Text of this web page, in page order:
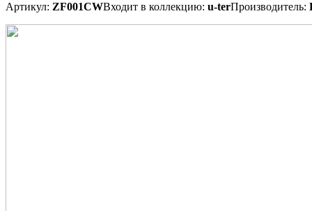
Артикул: ZF001CWВходит в коллекцию: u-terПроизводитель: